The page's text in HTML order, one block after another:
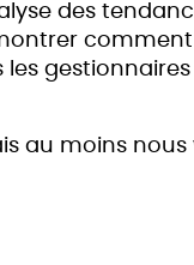
des
au moins